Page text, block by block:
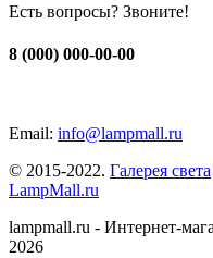
Есть вопросы? Звоните!
8 (000) 000-00-00
Email: info@lampmall.ru
© 2015-2022. Галерея света
LampMall.ru
lampmall.ru - Интернет-
2026